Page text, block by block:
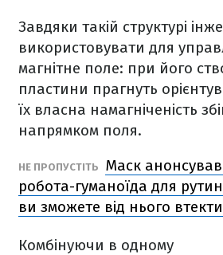
Завдяки такій структурі
використовувати для
магнітне поле: при його
пластини прагнуть
їх власна намагніченість
напрямком поля.
НЕ ПРОПУСТІТЬ
Маск
робота-гуманоїда для
ви зможете від нього втекти
Комбінуючи в одному